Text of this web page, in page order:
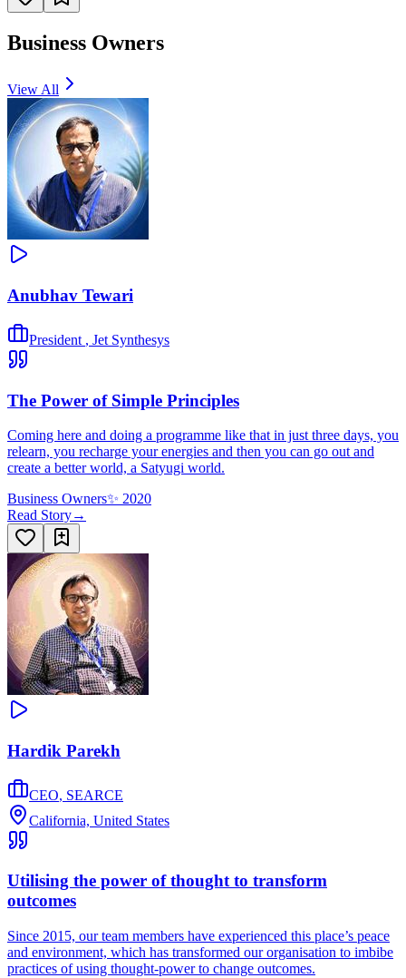
Business Owners
View All
Anubhav Tewari
President , Jet Synthesys
The Power of Simple Principles
Coming here and doing a programme like that in just three days, you
relearn, you recharge your energies and then you can go out and
create a better world, a Satyugi world.
Business Owners✨ 2020
Read Story→
Hardik Parekh
CEO, SEARCE
California, United States
Utilising the power of thought to transform
outcomes
Since 2015, our team members have experienced this place’s peace
and environment, which has transformed our organisation to imbibe
practices of using thought-power to change outcomes.